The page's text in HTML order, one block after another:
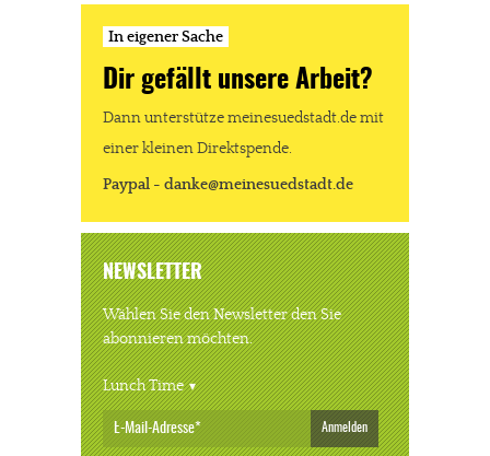
In eigener Sache
Dir gefällt unsere Arbeit?
Dann unterstütze meinesuedstadt.de mit
einer kleinen Direktspende.
Paypal - danke@meinesuedstadt.de
NEWSLETTER
Wählen Sie den Newsletter den Sie
abonnieren möchten.
Lunch Time
Anmelden